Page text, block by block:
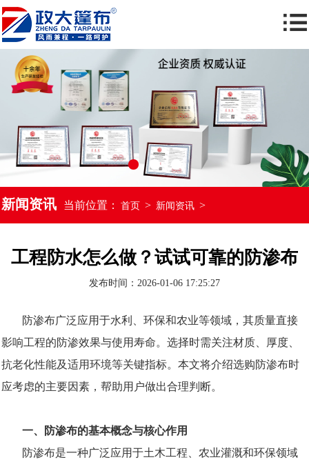
新闻资讯 当前位置： 首页 > 新闻资讯 >
工程防水怎么做？试试可靠的防渗布
发布时间：2026-01-06 17:25:27
防渗布广泛应用于水利、环保和农业等领域，其质量直接
影响工程的防渗效果与使用寿命。选择时需关注材质、厚度、
抗老化性能及适用环境等关键指标。本文将介绍选购防渗布时
应考虑的主要因素，帮助用户做出合理判断。
一、防渗布的基本概念与核心作用
防渗布是一种广泛应用于土木工程、农业灌溉和环保领域